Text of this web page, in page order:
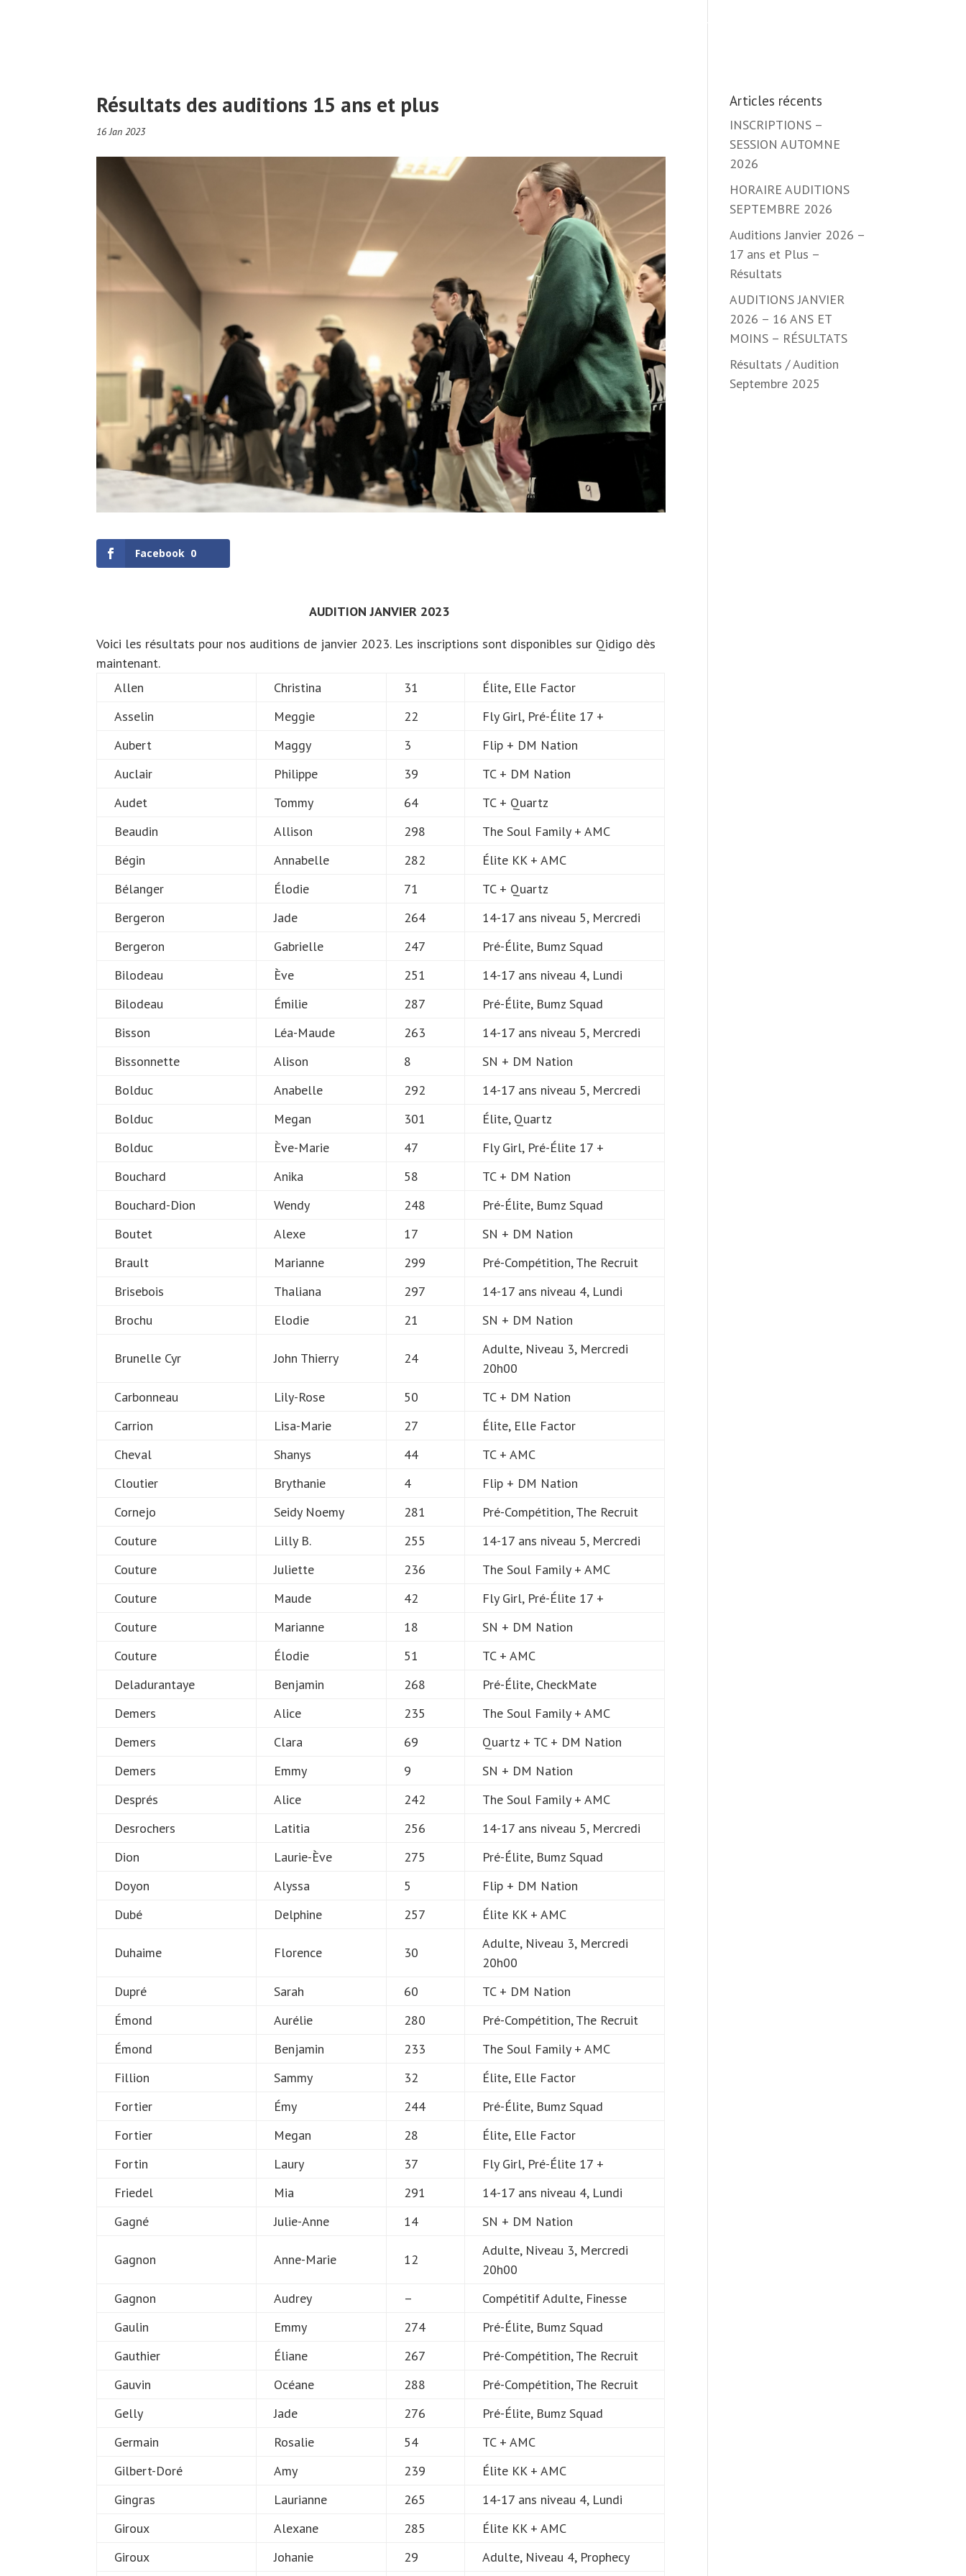
BOUTIQUE
Résultats des auditions 15 ans et plus
16 Jan 2023
Facebook 0
AUDITION JANVIER 2023
Voici les résultats pour nos auditions de janvier 2023. Les inscriptions sont disponibles sur Qidigo dès
maintenant.
Allen
Christina 31
Élite, Elle Factor
Asselin
Meggie 22
Fly Girl, Pré-Élite 17 +
Aubert
Maggy 3
Flip + DM Nation
Auclair
Philippe 39
TC + DM Nation
Audet
Tommy 64
TC + Quartz
Beaudin
Allison 298
The Soul Family + AMC
Bégin
Annabelle 282
Élite KK + AMC
Bélanger
Élodie 71
TC + Quartz
Bergeron
Jade 264
14-17 ans niveau 5, Mercredi
Bergeron
Gabrielle 247
Pré-Élite, Bumz Squad
Bilodeau
Ève 251
14-17 ans niveau 4, Lundi
Bilodeau
Émilie 287
Pré-Élite, Bumz Squad
Bisson
Léa-Maude 263
14-17 ans niveau 5, Mercredi
Bissonnette
Alison 8
SN + DM Nation
Bolduc
Anabelle 292
14-17 ans niveau 5, Mercredi
Bolduc
Megan 301
Élite, Quartz
Bolduc
Ève-Marie 47
Fly Girl, Pré-Élite 17 +
Bouchard
Anika 58
TC + DM Nation
Bouchard-Dion
Wendy 248
Pré-Élite, Bumz Squad
Boutet
Alexe 17
SN + DM Nation
Brault
Marianne 299
Pré-Compétition, The Recruit
Brisebois
Thaliana 297
14-17 ans niveau 4, Lundi
Brochu
Elodie 21 SN + DM Nation
Brunelle Cyr John Thierry 24
Adulte, Niveau 3, Mercredi
20h00
Carbonneau
Lily-Rose 50
TC + DM Nation
Carrion
Lisa-Marie 27
Élite, Elle Factor
Cheval
Shanys 44
TC + AMC
Cloutier
Brythanie 4
Flip + DM Nation
Cornejo
Seidy Noemy 281
Pré-Compétition, The Recruit
Couture
Lilly B. 255
14-17 ans niveau 5, Mercredi
Couture
Juliette 236
The Soul Family + AMC
Couture
Maude 42
Fly Girl, Pré-Élite 17 +
Couture
Marianne 18
SN + DM Nation
Couture
Élodie 51
TC + AMC
Deladurantaye
Benjamin 268
Pré-Élite, CheckMate
Demers
Alice 235
The Soul Family + AMC
Demers
Clara 69
Quartz + TC + DM Nation
Demers
Emmy 9
SN + DM Nation
Després
Alice 242
The Soul Family + AMC
Desrochers
Latitia 256
14-17 ans niveau 5, Mercredi
Dion
Laurie-Ève 275
Pré-Élite, Bumz Squad
Doyon
Alyssa 5
Flip + DM Nation
Dubé
Delphine 257 Élite KK + AMC
Duhaime Florence 30
Adulte, Niveau 3, Mercredi
20h00
Dupré
Sarah 60
TC + DM Nation
Émond
Aurélie 280
Pré-Compétition, The Recruit
Émond
Benjamin 233
The Soul Family + AMC
Fillion
Sammy 32
Élite, Elle Factor
Fortier
Émy 244
Pré-Élite, Bumz Squad
Fortier
Megan 28
Élite, Elle Factor
Fortin
Laury 37
Fly Girl, Pré-Élite 17 +
Friedel
Mia 291
14-17 ans niveau 4, Lundi
Gagné
Julie-Anne 14 SN + DM Nation
Gagnon Anne-Marie 12
Adulte, Niveau 3, Mercredi
20h00
Gagnon
Audrey –
Compétitif Adulte, Finesse
Gaulin
Emmy 274
Pré-Élite, Bumz Squad
Gauthier
Éliane 267
Pré-Compétition, The Recruit
Gauvin
Océane 288
Pré-Compétition, The Recruit
Gelly
Jade 276
Pré-Élite, Bumz Squad
Germain
Rosalie 54
TC + AMC
Gilbert-Doré
Amy 239
Élite KK + AMC
Gingras
Laurianne 265
14-17 ans niveau 4, Lundi
Giroux
Alexane 285
Élite KK + AMC
Giroux
Johanie 29 Adulte, Niveau 4, Prophecy
Articles récents
INSCRIPTIONS –
SESSION AUTOMNE
2026
HORAIRE AUDITIONS
SEPTEMBRE 2026
Auditions Janvier 2026 –
17 ans et Plus –
Résultats
AUDITIONS JANVIER
2026 – 16 ANS ET
MOINS – RÉSULTATS
Résultats / Audition
Septembre 2025